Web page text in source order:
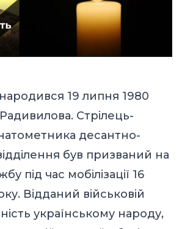
народився 19 липня 1980
Стрілець-
десантно-
був призваний на
під час мобілізації 16
Відданий військовій
українському народу,